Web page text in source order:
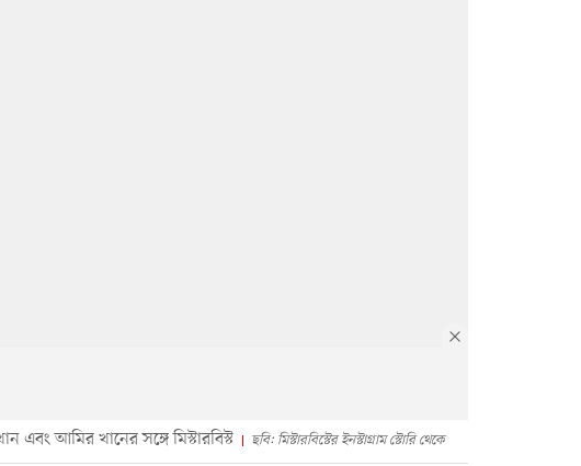
আমির খানের সঙ্গে মিস্টারবিস্ট ছবি: মিস্টারবিস্টের ইনস্টাগ্রাম স্টোরি থেকে